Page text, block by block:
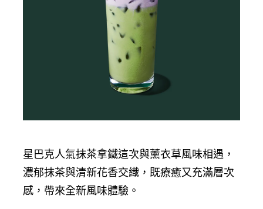
星巴克人氣抹茶拿鐵這次與薰衣草風味相遇，
濃郁抹茶與清新花香交織，既療癒又充滿層次
感，帶來全新風味體驗。